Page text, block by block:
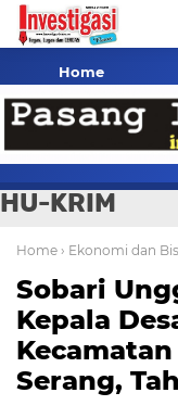
Home
HU-KRIM
Home › Ekonomi dan
Sobari
Kepala
Serang,